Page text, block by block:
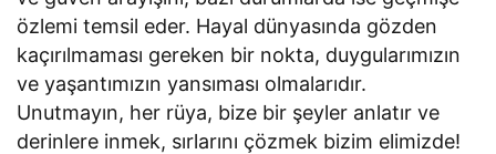
özlemi temsil eder. Hayal dünyasında gözden
kaçırılmaması gereken bir nokta, duygularımızın
ve yaşantımızın yansıması olmalarıdır.
Unutmayın, her rüya, bize bir şeyler anlatır ve
derinlere inmek, sırlarını çözmek bizim elimizde!